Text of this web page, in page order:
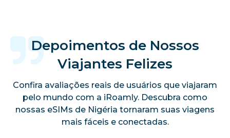
Depoimentos de Nossos
Viajantes Felizes
Confira avaliações reais de usuários que viajaram
pelo mundo com a iRoamly. Descubra como
nossas eSIMs de Nigéria tornaram suas viagens
mais fáceis e conectadas.